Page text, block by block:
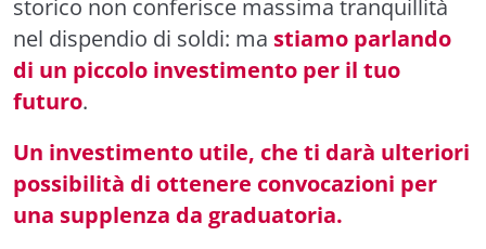
storico non conferisce massima tranquillità
nel dispendio di soldi: ma stiamo parlando
di un piccolo investimento per il tuo
futuro.
Un investimento utile, che ti darà ulteriori
possibilità di ottenere convocazioni per
una supplenza da graduatoria.